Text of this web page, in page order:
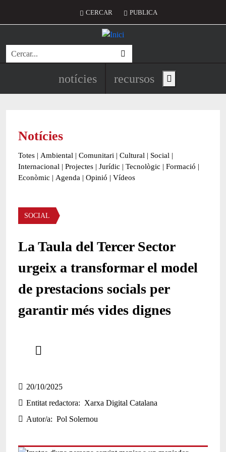
Menú del compte d'usuari
CERCAR PUBLICA
Cerca
Navegació principal de
notícies recursos Show main menu
Notícies
Totes | Ambiental | Comunitari | Cultural | Social |
Internacional | Projectes | Jurídic | Tecnològic | Formació |
Econòmic | Agenda | Opinió | Vídeos
Àmbit de la notícia
SOCIAL
La Taula del Tercer Sector
urgeix a transformar el model
de prestacions socials per
garantir més vides dignes
20/10/2025
Entitat redactora
Xarxa Digital Catalana
Autor/a
Pol Solernou